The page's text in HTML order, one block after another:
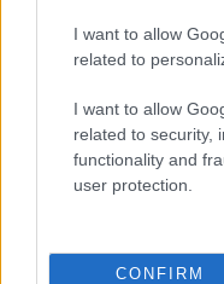
I want to allow
related to
I want to allow
related to security,
functionality and
user protection.
CONFIRM
Delta
Meteo
va avanti: